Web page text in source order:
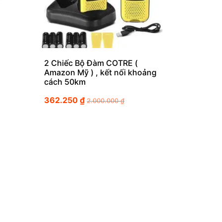
2 Chiếc Bộ Đàm COTRE (
Amazon Mỹ ) , kết nối khoảng
cách 50km
362.250₫ 2.000.000₫